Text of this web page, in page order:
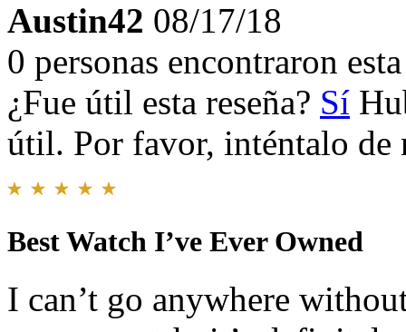
Austin42 08/17/18
0 personas encontraron
¿Fue útil esta reseña? Sí
útil. Por favor, inténtalo de
Best Watch I’ve Ever Owned
I can’t go anywhere